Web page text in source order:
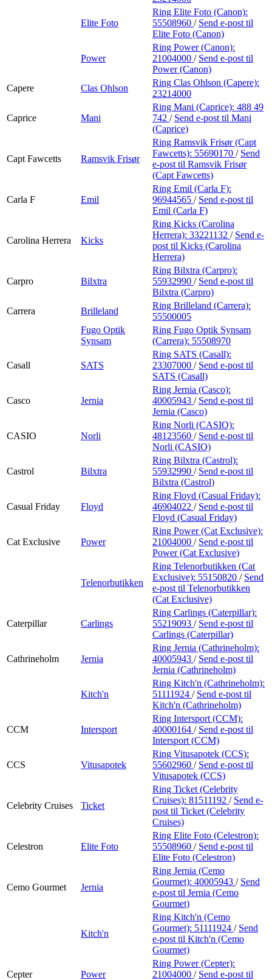
Elite Foto
Ring Elite Foto (Canon):
55508960 / Send e-post til
Elite Foto (Canon)
Power
Ring Power (Canon):
21004000 / Send e-post til
Power (Canon)
Capere
Clas Ohlson
Ring Clas Ohlson (Capere):
23214000
Caprice Mani
Ring Mani (Caprice): 488 49
742 / Send e-post til Mani
(Caprice)
Capt Fawcetts Ramsvik Frisør
Ring Ramsvik Frisør (Capt
Fawcetts): 55690170 / Send
e-post til Ramsvik Frisør
(Capt Fawcetts)
Carla F Emil
Ring Emil (Carla F):
96944565 / Send e-post til
Emil (Carla F)
Carolina Herrera Kicks
Ring Kicks (Carolina
Herrera): 33221132 / Send e-
post til Kicks (Carolina
Herrera)
Carpro Bilxtra
Ring Bilxtra (Carpro):
55932990 / Send e-post til
Bilxtra (Carpro)
Carrera
Brilleland
Ring Brilleland (Carrera):
55500005
Fugo Optik
Synsam
Ring Fugo Optik Synsam
(Carrera): 55508970
Casall SATS
Ring SATS (Casall):
23307000 / Send e-post til
SATS (Casall)
Casco Jernia
Ring Jernia (Casco):
40005943 / Send e-post til
Jernia (Casco)
CASIO Norli
Ring Norli (CASIO):
48123560 / Send e-post til
Norli (CASIO)
Castrol Bilxtra
Ring Bilxtra (Castrol):
55932990 / Send e-post til
Bilxtra (Castrol)
Casual Friday Floyd
Ring Floyd (Casual Friday):
46904022 / Send e-post til
Floyd (Casual Friday)
Cat Exclusive Power
Ring Power (Cat Exclusive):
21004000 / Send e-post til
Power (Cat Exclusive)
Telenorbutikken
Ring Telenorbutikken (Cat
Exclusive): 55150820 / Send
e-post til Telenorbutikken
(Cat Exclusive)
Caterpillar Carlings
Ring Carlings (Caterpillar):
55219093 / Send e-post til
Carlings (Caterpillar)
Cathrineholm Jernia
Ring Jernia (Cathrineholm):
40005943 / Send e-post til
Jernia (Cathrineholm)
Kitch'n
Ring Kitch'n (Cathrineholm):
51111924 / Send e-post til
Kitch'n (Cathrineholm)
CCM Intersport
Ring Intersport (CCM):
40000164 / Send e-post til
Intersport (CCM)
CCS Vitusapotek
Ring Vitusapotek (CCS):
55602960 / Send e-post til
Vitusapotek (CCS)
Celebrity Cruises Ticket
Ring Ticket (Celebrity
Cruises): 81511192 / Send e-
post til Ticket (Celebrity
Cruises)
Celestron Elite Foto
Ring Elite Foto (Celestron):
55508960 / Send e-post til
Elite Foto (Celestron)
Cemo Gourmet Jernia
Ring Jernia (Cemo
Gourmet): 40005943 / Send
e-post til Jernia (Cemo
Gourmet)
Kitch'n
Ring Kitch'n (Cemo
Gourmet): 51111924 / Send
e-post til Kitch'n (Cemo
Gourmet)
Cepter Power
Ring Power (Cepter):
21004000 / Send e-post til